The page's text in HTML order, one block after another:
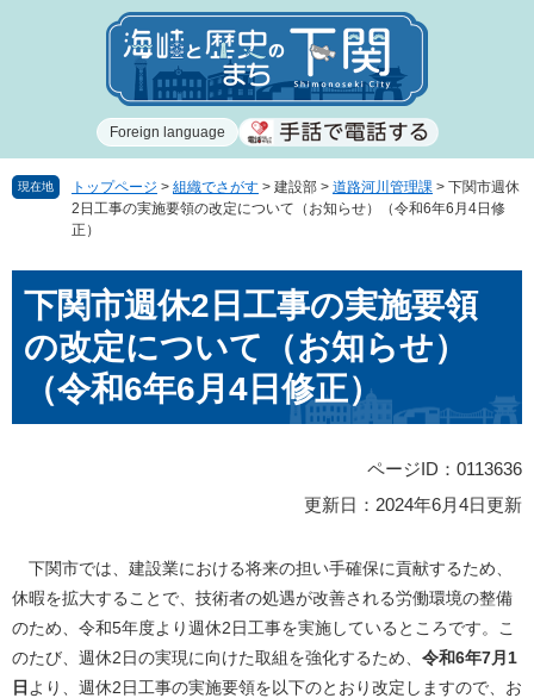
で
ば
Foreign language
現在地 トップページ > 組織でさがす > 建設部 > 道路河川管理課 > 下関市週休
2日工事の実施要領の改定について（お知らせ）（令和6年6月4日修
正）
下関市週休2日工事の実施要領
の改定について（お知らせ）
（令和6年6月4日修正）
ページID：0113636
更新日：2024年6月4日更新
下関市では、建設業における将来の担い手確保に貢献するため、
休暇を拡大することで、技術者の処遇が改善される労働環境の整備
のため、令和5年度より週休2日工事を実施しているところです。こ
のたび、週休2日の実現に向けた取組を強化するため、 令和6年7月1
日 より、週休2日工事の実施要領を以下のとおり改定しますので、お